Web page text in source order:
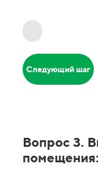
Следующий шаг
Вопрос 3.
помещения: